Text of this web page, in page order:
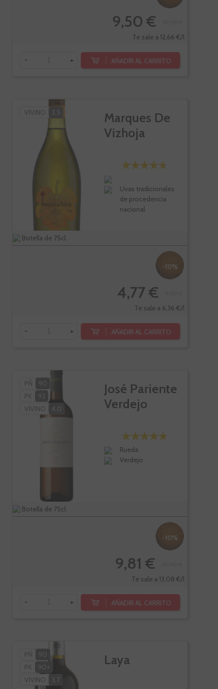
9,50 €
Te sale a 12,66 €/l
- + AÑADIR AL CARRITO
VIVINO 3,5
Marques De
Vizhoja
Uvas tradicionales
de procedencia
nacional
Botella de 75cl.
-10%
4,77 €
Te sale a 6,36 €/l
- + AÑADIR AL CARRITO
PÑ
90
PK
92
VIVINO
4,0
José Pariente
Verdejo
Rueda
Verdejo
Botella de 75cl.
-10%
9,81 €
Te sale a 13,08 €/l
- + AÑADIR AL CARRITO
PÑ
90
PK
90+
VIVINO
3,7
Laya